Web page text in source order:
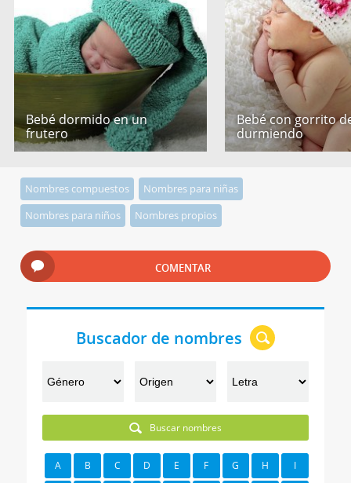
Bebé dormido en un
frutero
Bebé con gorrito
durmiendo
Nombres compuestos
Nombres para niñas
Nombres para niños
Nombres propios
COMENTAR
Buscador de nombres
Buscar nombres
A B C D E F G H I